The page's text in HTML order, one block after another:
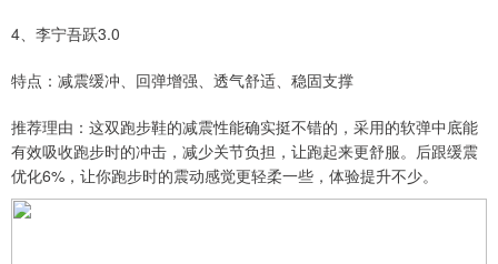
4、李宁吾跃3.0
特点：减震缓冲、回弹增强、透气舒适、稳固支撑
推荐理由：这双跑步鞋的减震性能确实挺不错的，采用的软弹中底能
有效吸收跑步时的冲击，减少关节负担，让跑起来更舒服。后跟缓震
优化6%，让你跑步时的震动感觉更轻柔一些，体验提升不少。